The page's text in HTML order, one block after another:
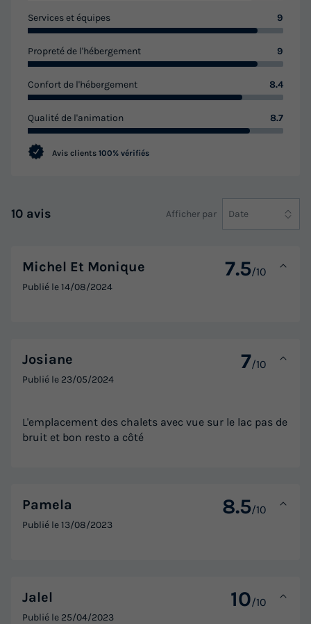
Services et équipes 9
Propreté de l'hébergement 9
Confort de l'hébergement 8.4
Qualité de l'animation 8.7
Avis clients 100% vérifiés
10 avis Afficher par Date
Michel Et Monique 7.5/10
Publié le14/08/2024
Josiane 7/10
Publié le 23/05/2024
L'emplacement des chalets avec vue sur le lac pas de
bruit et bon resto a côté
Pamela 8.5/10
Publié le13/08/2023
Jalel 10/10
Publié le 25/04/2023